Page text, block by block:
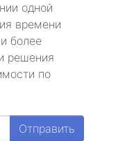
одной
времени
более
решения
по
Отправить